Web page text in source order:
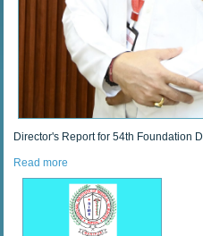
Director's Report for 54th Foundation
Read more